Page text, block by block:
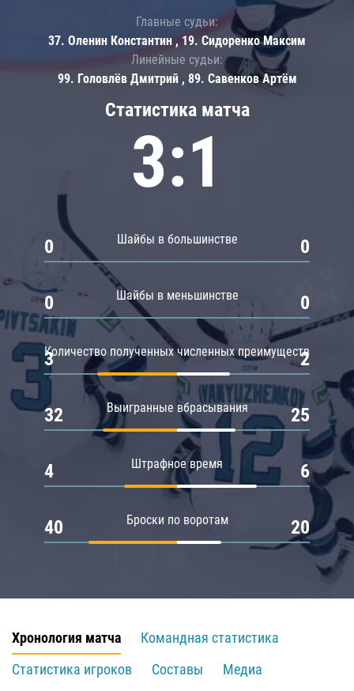
Статистика матча
3:1
Шайбы в большинстве
0 0
Шайбы в меньшинстве
0 0
Количество полученных численных преимуществ
3 2
Выигранные вбрасывания
32 25
Штрафное время
4 6
Броски по воротам
40 20
Главные судьи:
37. Оленин Константин , 19. Сидоренко Максим
Линейные судьи:
99. Головлёв Дмитрий , 89. Савенков Артём
Хронология матча
Командная статистика
Статистика игроков
Составы
Медиа